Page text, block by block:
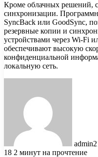
Кроме облачных решений,
синхронизации.
SyncBack или GoodSync,
резервные копии и
устройствами через Wi-Fi
обеспечивают высокую
конфиденциальной
локальную сеть.
admin
18 2 минут на прочтение